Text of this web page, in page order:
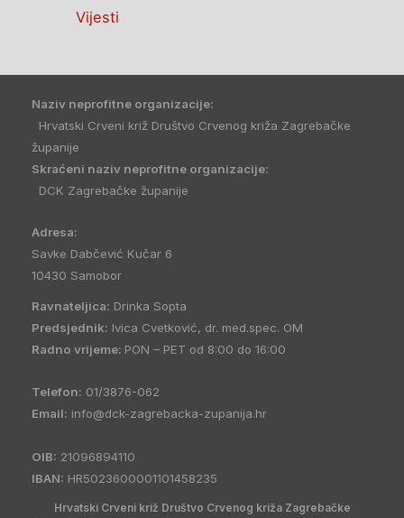
Vijesti
Naziv neprofitne organizacije:
Hrvatski Crveni križ Društvo Crvenog križa Zagrebačke
županije
Skraćeni naziv neprofitne organizacije:
DCK Zagrebačke županije
Adresa:
Savke Dabčević Kučar 6
10430 Samobor
Ravnateljica: Drinka Sopta
Predsjednik: Ivica Cvetković, dr. med.spec. OM
Radno vrijeme: PON – PET od 8:00 do 16:00
Telefon: 01/3876-062
Email: info@dck-zagrebacka-zupanija.hr
OIB: 21096894110
IBAN: HR5023600001101458235
Hrvatski Crveni križ Društvo Crvenog križa Zagrebačke